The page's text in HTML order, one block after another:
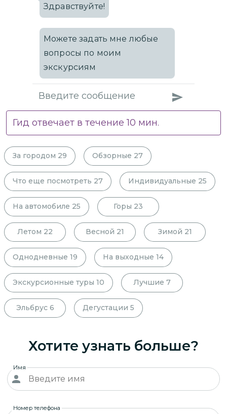
Здравствуйте!
Можете задать мне любые
вопросы по моим
экскурсиям
Гид отвечает в течение10 мин.
За городом 29 Обзорные 27
Что еще посмотреть 27 Индивидуальные 25
На автомобиле 25 Горы 23
Летом 22 Весной 21 Зимой 21
Однодневные 19 На выходные 14
Экскурсионные туры 10 Лучшие 7
Эльбрус 6 Дегустации 5
Хотите узнать больше?
Имя
Номер телефона